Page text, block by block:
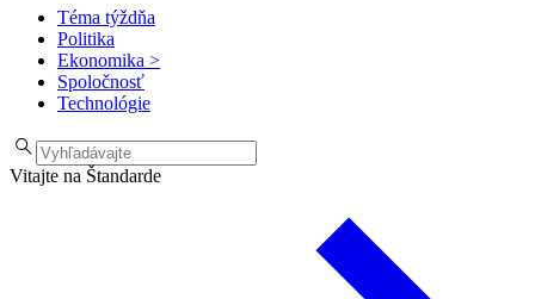
Téma týždňa
Politika
Ekonomika >
Spoločnosť
Technológie
Vitajte na Štandarde